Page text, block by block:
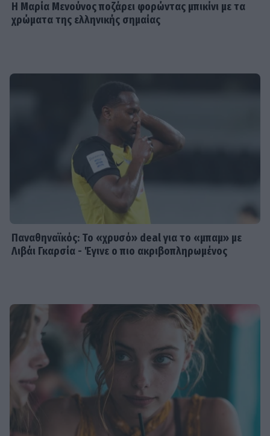
Η Μαρία Μενούνος ποζάρει φορώντας μπικίνι με τα
χρώματα της ελληνικής σημαίας
Παναθηναϊκός: Το «χρυσό» deal για το «μπαμ» με
Λιβάι Γκαρσία - Έγινε ο πιο ακριβοπληρωμένος